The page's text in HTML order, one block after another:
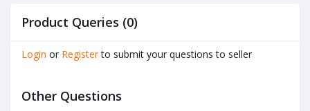
Product Queries (0)
Login or Register to submit your questions to seller
Other Questions